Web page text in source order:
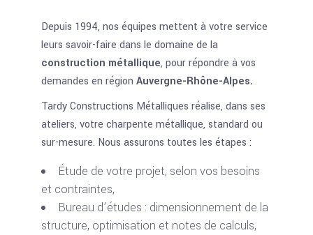
Depuis 1994, nos équipes mettent à votre service
leurs savoir-faire dans le domaine de la
construction métallique, pour répondre à vos
demandes en région Auvergne-Rhône-Alpes.
Tardy Constructions Métalliques réalise, dans ses
ateliers, votre charpente métallique, standard ou
sur-mesure. Nous assurons toutes les étapes :
Étude de votre projet, selon vos besoins
et contraintes,
Bureau d’études : dimensionnement de la
structure, optimisation et notes de calculs,